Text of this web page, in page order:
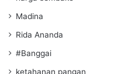
Madina
Rida Ananda
#Banggai
ketahanan pangan